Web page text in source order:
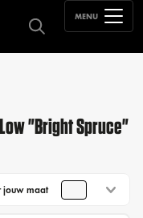
MENU
"Bright Spruce"
jouw maat